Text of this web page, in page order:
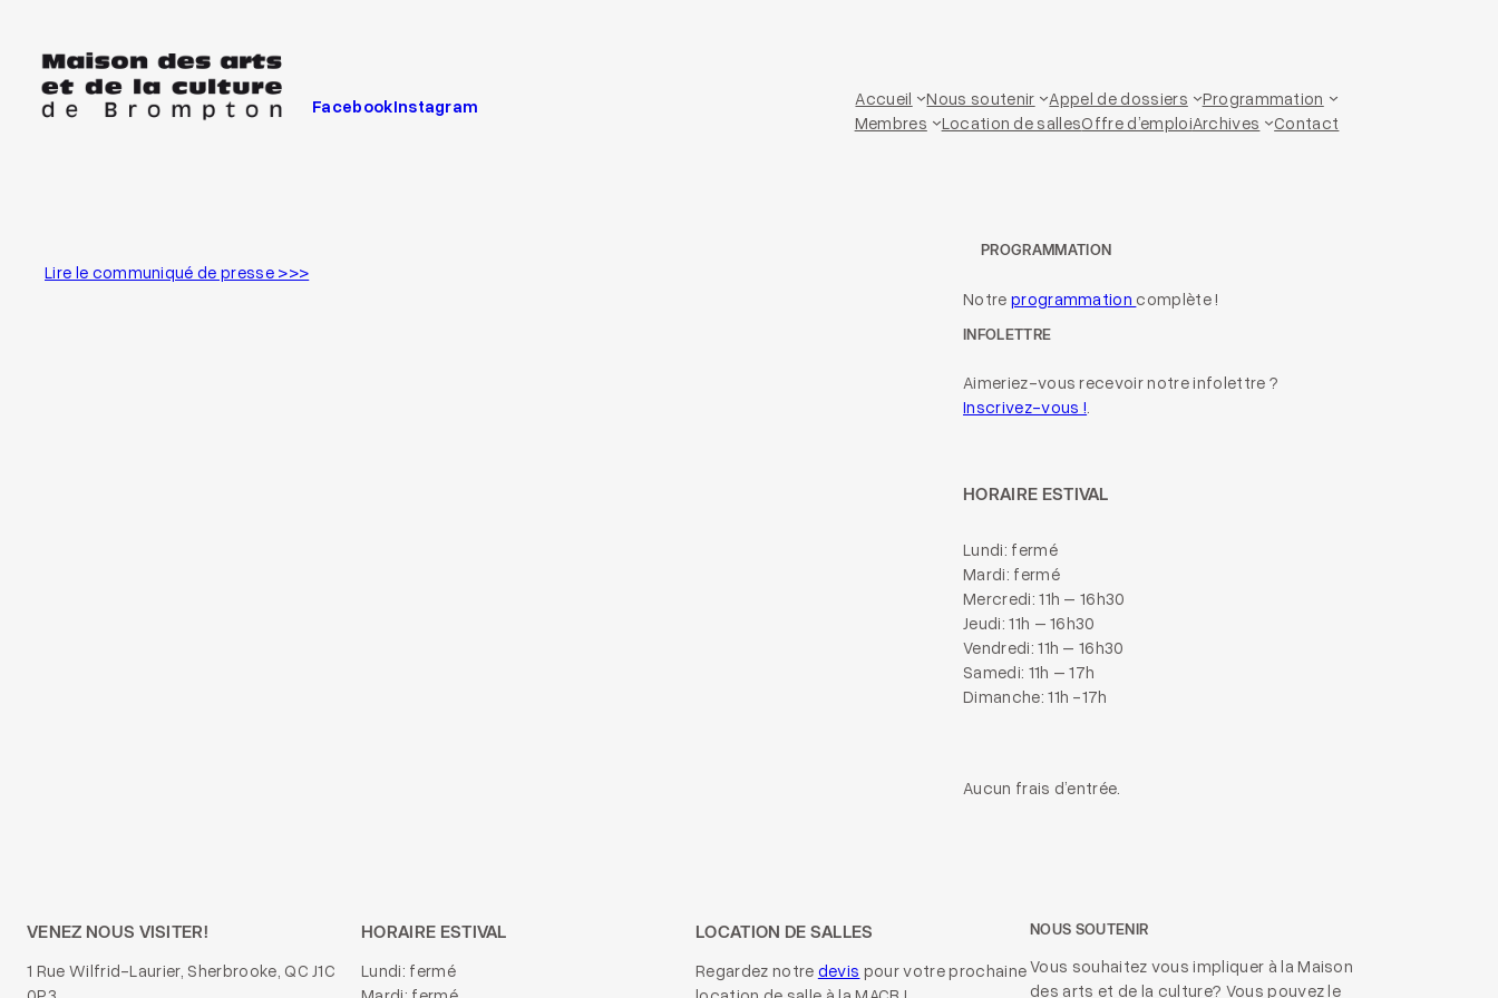
contenu
FacebookInstagram Accueil Nous soutenir Appel de dossiers
Programmation
Membres
Location de sallesOffre d’emploiArchives Contact
Lire le communiqué de presse >>>
PROGRAMMATION
Notre programmation complète !
INFOLETTRE
Aimeriez-vous recevoir notre infolettre ?
Inscrivez-vous !.
HORAIRE ESTIVAL
Lundi: fermé
Mardi: fermé
Mercredi: 11h – 16h30
Jeudi: 11h – 16h30
Vendredi: 11h – 16h30
Samedi: 11h – 17h
Dimanche: 11h -17h
Aucun frais d’entrée.
VENEZ NOUS VISITER!
1 Rue Wilfrid-Laurier, Sherbrooke, QC J1C
HORAIRE ESTIVAL
Lundi: fermé
LOCATION DE SALLES
Regardez notre devis pour votre prochaine
NOUS SOUTENIR
Vous souhaitez vous impliquer à la Maison
des arts et de la culture? Vous pouvez le